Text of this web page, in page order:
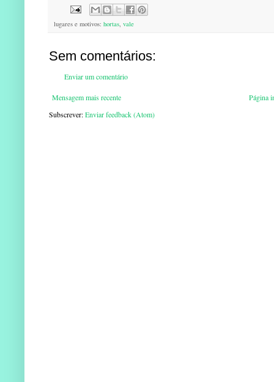
lugares e motivos: hortas, vale
Sem comentários:
Enviar um comentário
Mensagem mais recente
Página
Subscrever:Enviar feedback (Atom)